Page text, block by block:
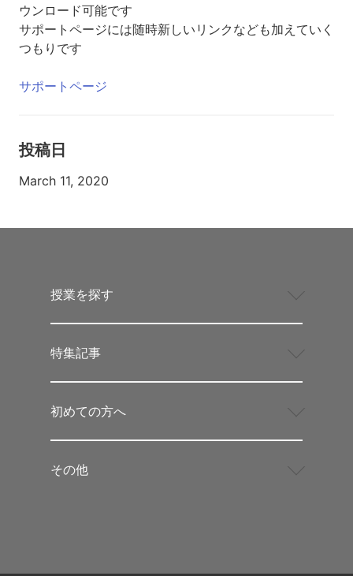
ウンロード可能です
サポートページには随時新しいリンクなども加えていく
つもりです
サポートページ
投稿日
March 11, 2020
授業を探す
特集記事
初めての方へ
その他